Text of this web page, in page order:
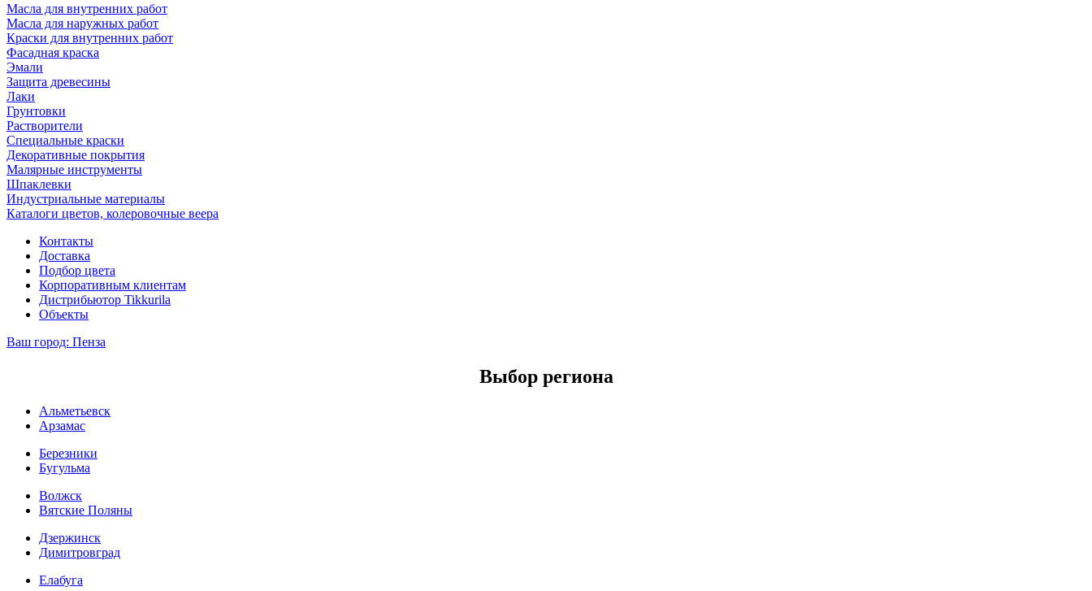
Масла для внутренних работ
Масла для наружных работ
Краски для внутренних работ
Фасадная краска
Эмали
Защита древесины
Лаки
Грунтовки
Растворители
Специальные краски
Декоративные покрытия
Малярные инструменты
Шпаклевки
Индустриальные материалы
Каталоги цветов, колеровочные веера
Контакты
Доставка
Подбор цвета
Корпоративным клиентам
Дистрибьютор Tikkurila
Объекты
Ваш город: Пенза
Выбор региона
Альметьевск
Арзамас
Березники
Бугульма
Волжск
Вятские Поляны
Дзержинск
Димитровград
Елабуга